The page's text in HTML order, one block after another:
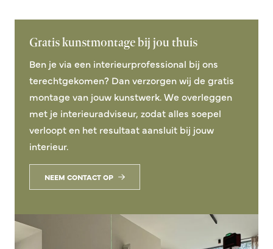
Gratis kunstmontage bij jou thuis
Ben je via een interieurprofessional bij ons
terechtgekomen? Dan verzorgen wij de gratis
montage van jouw kunstwerk. We overleggen
met je interieuradviseur, zodat alles soepel
verloopt en het resultaat aansluit bij jouw
interieur.
NEEM CONTACT OP